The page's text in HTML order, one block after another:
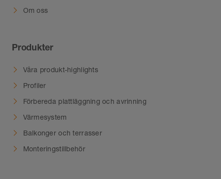
Om oss
Produkter
Våra produkt-highlights
Profiler
Förbereda plattläggning och avrinning
Värmesystem
Balkonger och terrasser
Monteringstillbehör